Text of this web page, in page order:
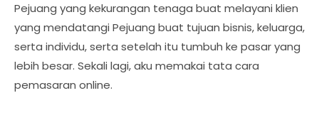
Pejuang yang kekurangan tenaga buat melayani klien
yang mendatangi Pejuang buat tujuan bisnis, keluarga,
serta individu, serta setelah itu tumbuh ke pasar yang
lebih besar. Sekali lagi, aku memakai tata cara
pemasaran online.